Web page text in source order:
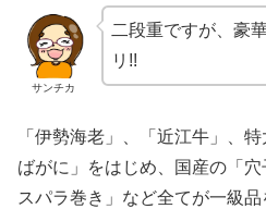
サンチカ
二段重ですが、豪
リ!!
「伊勢海老」、「近江牛」、
ばがに」をはじめ、国産の「
スパラ巻き」など全てが一級